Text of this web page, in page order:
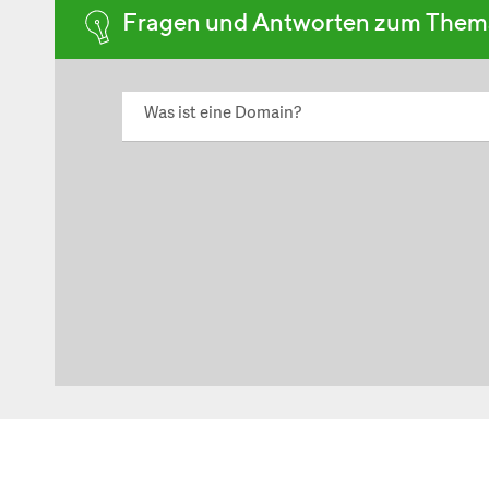
Fragen und Antworten zum
Was ist eine Domain?